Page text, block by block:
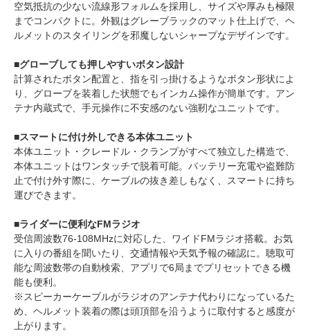
空気抵抗の少ない流線形フォルムを採用し、サイズや厚みも極限
までコンパクトに。外観はグレーブラックのマット仕上げで、ヘ
ルメットのスタイリングを邪魔しないシャープなデザインです。
■グローブしても押しやすいボタン設計
計算されたボタン配置と、指を引っ掛けるようなボタン形状によ
り、グローブを装着した状態でもインカム操作が簡単です。アン
テナ内蔵式で、手元操作に不安感のない強靭なユニットです。
■スマートに付け外しできる本体ユニット
本体ユニット・クレードル・クランプがすべて独立した構造で、
本体ユニットはワンタッチで脱着可能。バッテリー充電や盗難防
止で付け外す際に、ケーブルの抜き差しもなく、スマートに持ち
運びできます。
■ライダーに便利なFMラジオ
受信周波数76-108MHzに対応した、ワイドFMラジオ搭載。お気
に入りの番組を聞いたり、交通情報や天気予報の確認に。聴取可
能な周波数帯の自動検索、アプリで6局までプリセットできる機
能も便利。
※スピーカーケーブルがラジオのアンテナ代わりになっているた
め、ヘルメット装着の際は頭頂部を沿うように取付すると感度が
上がります。